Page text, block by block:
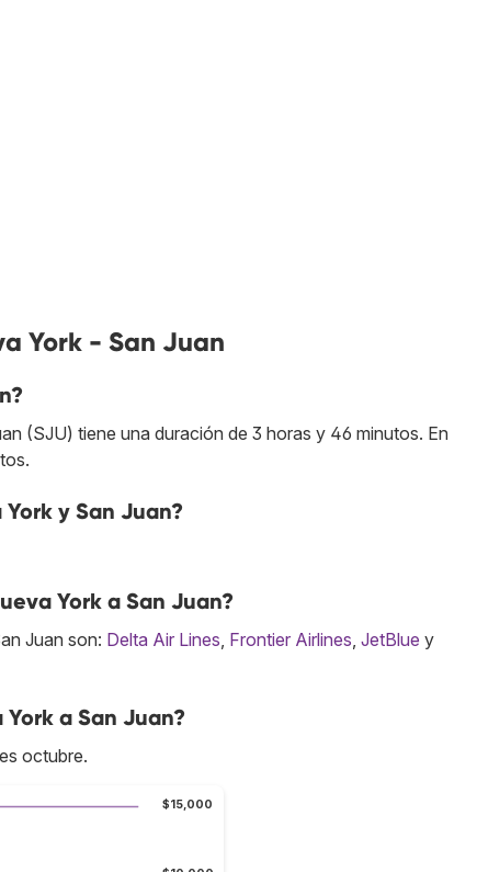
York - San Juan
(SJU) tiene una duración de 3 horas y 46 minutos. En
y San Juan?
York a San Juan?
Juan son: Delta Air Lines, Frontier Airlines, JetBlue y
a San Juan?
octubre.
$15,000